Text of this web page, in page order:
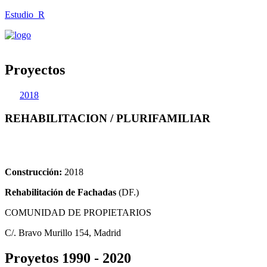
Estudio_R
Proyectos
2018
REHABILITACION / PLURIFAMILIAR
Construcción: 2018
Rehabilitación de Fachadas (DF.)
COMUNIDAD DE PROPIETARIOS
C/. Bravo Murillo 154, Madrid
Proyetos 1990 - 2020